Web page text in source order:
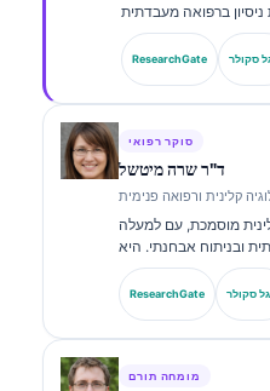
עם למעלה מ-15 שנות ניסיון ברפואה מעבדתית
כמנהל הרפואה הראשי
ב-Kantesti AI, הוא מספק פיקוח קליני על הדיוק הרפואי של
קליין פרסם רבות בנושאי
ResearchGate סקולר
סוקר רפואי
ד"ר שרה מיטשל
קלינית ורפואה פנימית
מוסמכת, עם למעלה
ובניתוח אבחנתי. היא
ופרסמה רבות על
מעבדתי במסגרת פרקטיקה
ResearchGate סקולר
מומחה תורם